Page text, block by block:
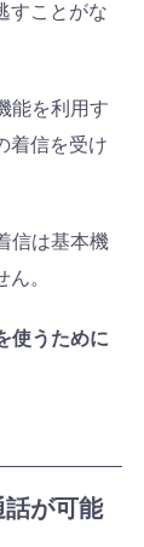
すことがな
能を利用す
着信を受け
信は基本機
。
使うために
が可能